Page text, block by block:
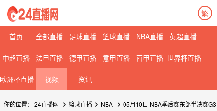
繁
首页 全部直播 足球直播 篮球直播 NBA直播 英超直播
中超直播 法甲直播 德甲直播 意甲直播 西甲直播 世界杯直播
欧洲杯直播 视频 资讯
你的位置： 24直播网 篮球直播 NBA
05月10日 NBA季后赛东部半决赛G3